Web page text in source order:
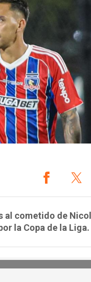
al cometido de
la Copa de la Liga.